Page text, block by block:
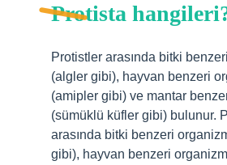
Protista
Protistler arasında bitki
(algler gibi), hayvan benzeri
(amipler gibi) ve mantar
(sümüklü küfler gibi) bulunur.
arasında bitki benzeri
gibi), hayvan benzeri